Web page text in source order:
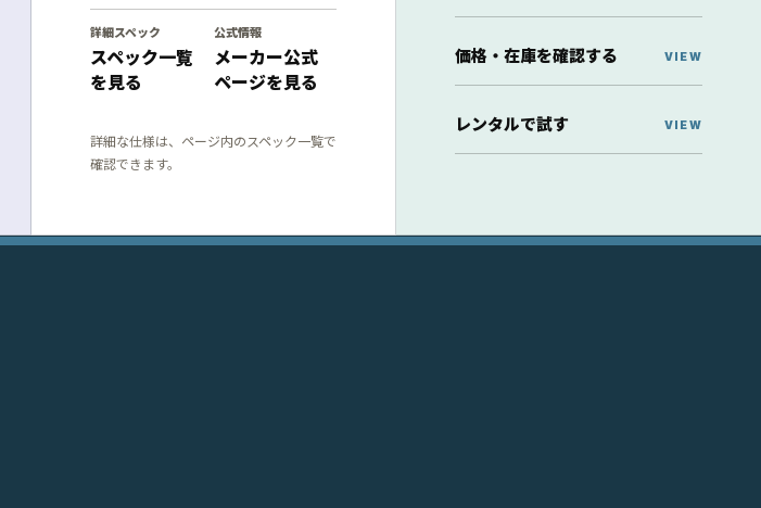
詳細スペック
スペック一覧
を見る
公式情報
メーカー公式
ページを見る
詳細な仕様は、ページ内のスペック一覧で
確認できます。
価格・在庫を確認する
レンタルで試す